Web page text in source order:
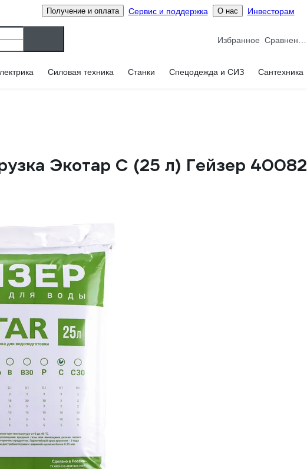
Получение и оплата Сервис и поддержка О нас Инвесторам
Избранное
Силовая техника Станки Спецодежда и СИЗ Сантехника
Экотар С (25 л) Гейзер 40082